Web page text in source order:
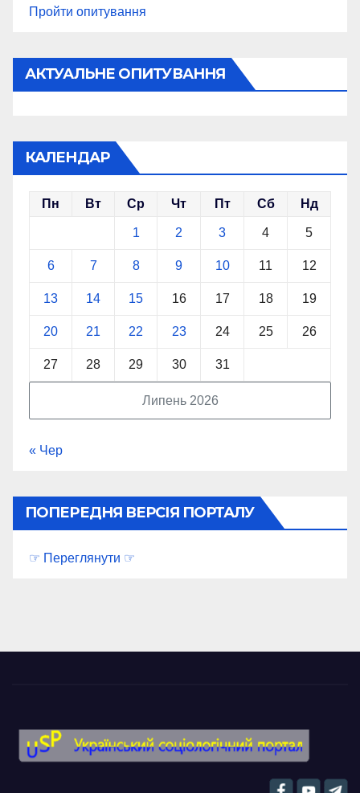
Пройти опитування
АКТУАЛЬНЕ ОПИТУВАННЯ
КАЛЕНДАР
Липень 2026
Пн Вт Ср Чт Пт Сб Нд
1 2 3 4 5
6 7 8 9 10 11 12
13 14 15 16 17 18 19
20 21 22 23 24 25 26
27 28 29 30 31
« Чер
ПОПЕРЕДНЯ ВЕРСІЯ ПОРТАЛУ
☞ Переглянути ☞